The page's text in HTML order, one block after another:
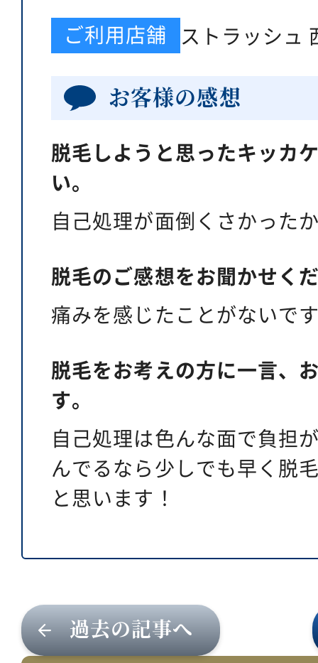
ご利用店舗 ストラッシュ
お客様の感想
脱毛しようと思ったキッカ
い。
自己処理が面倒くさかった
脱毛のご感想をお聞かせく
痛みを感じたことがないで
脱毛をお考えの方に一言、
す。
自己処理は色んな面で負担
んでるなら少しでも早く脱
と思います！
過去の記事へ